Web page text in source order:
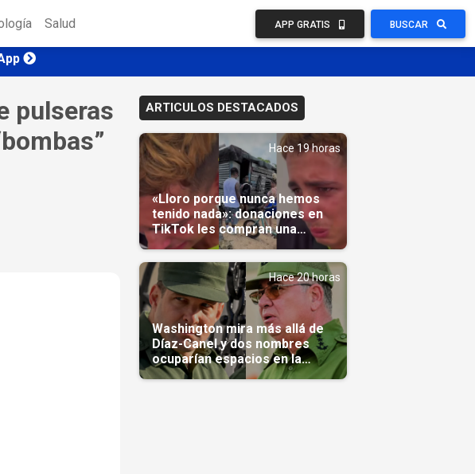
Salud APP GRATIS BUSCAR
pulseras
ARTICULOS DESTACADOS
Hace 19 horas
«Lloro porque nunca hemos
tenido nada»: donaciones en
TikTok les compran una
casa(Video)
Hace 20 horas
Washington mira más allá de
Díaz-Canel y dos nombres
ocuparían espacios en la
transición